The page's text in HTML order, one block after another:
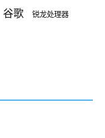
谷歌 锐龙处理器